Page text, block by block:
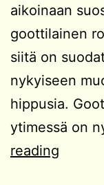
aikoinaan
goottilainen
siitä on
nykyiseen
hippusia.
ytimessä on
reading